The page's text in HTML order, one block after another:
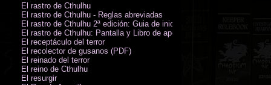
El rastro de Cthulhu
El rastro de Cthulhu - Reglas abreviadas
El rastro de Cthulhu 2ª edición: Guia de inicio (PDF)
El rastro de Cthulhu: Pantalla y Libro de apoyo del Guardián
El receptáculo del terror
El recolector de gusanos (PDF)
El reinado del terror
El reino de Cthulhu
El resurgir